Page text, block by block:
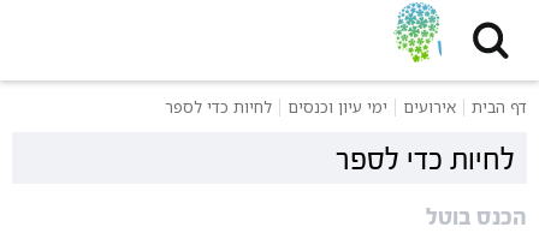
דף הבית אירועים ימי עיון וכנסים לחיות כדי לספר
לחיות כדי לספר
הכנס בוטל